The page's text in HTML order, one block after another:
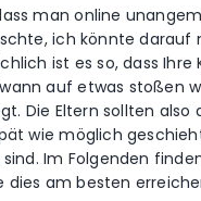
man online
ich könnte darauf
ist es so, dass Ihre
auf etwas stoßen
Die Eltern sollten also
wie möglich
Im Folgenden
dies am besten